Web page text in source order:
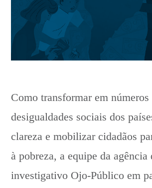
Como transformar em números
desigualdades sociais dos
clareza e mobilizar cidadãos
à pobreza, a equipe da
investigativo Ojo-Público em